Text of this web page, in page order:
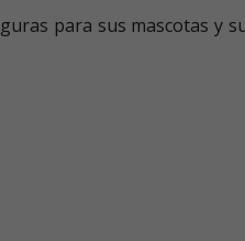
para sus mascotas y